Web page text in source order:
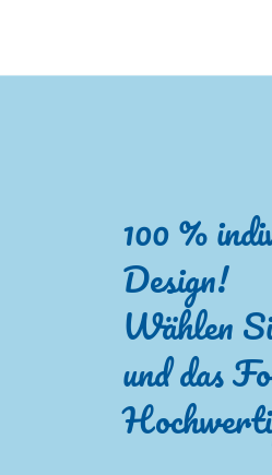
100 %
Design!
Wählen
und das